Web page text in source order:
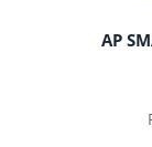
AP